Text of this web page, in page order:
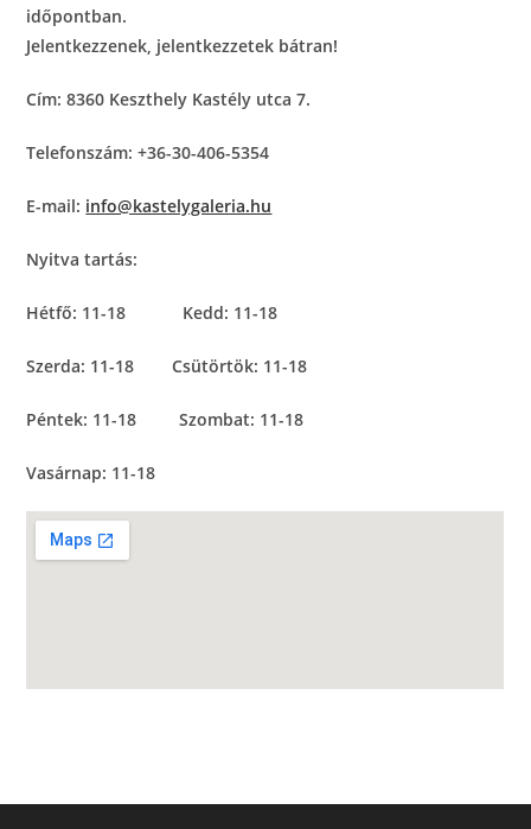
időpontban.
Jelentkezzenek, jelentkezzetek bátran!
Cím: 8360 Keszthely Kastély utca 7.
Telefonszám: +36-30-406-5354
E-mail: info@kastelygaleria.hu
Nyitva tartás:
Hétfő: 11-18 Kedd: 11-18
Szerda: 11-18Csütörtök: 11-18
Péntek: 11-18Szombat: 11-18
Vasárnap: 11-18